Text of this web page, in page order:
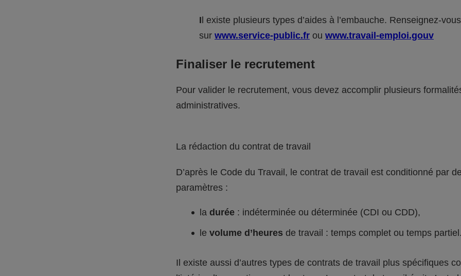
I l existe plusieurs types d’aides à l’embauche. Renseignez-vous
sur www.service-public.fr ou www.travail-emploi.gouv
Finaliser le recrutement
Pour valider le recrutement, vous devez accomplir plusieurs
administratives.
La rédaction du contrat de travail
D’après le Code du Travail, le contrat de travail est conditionné par
paramètres :
la durée : indéterminée ou déterminée (CDI ou CDD),
le volume d’heures de travail : temps complet ou temps partiel.
Il existe aussi d’autres types de contrats de travail plus spécifiques